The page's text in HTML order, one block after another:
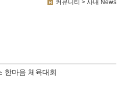
커뮤니티 > 사내 News
한마음 체육대회